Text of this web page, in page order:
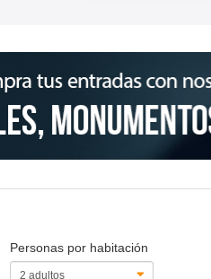
Personas por habitación